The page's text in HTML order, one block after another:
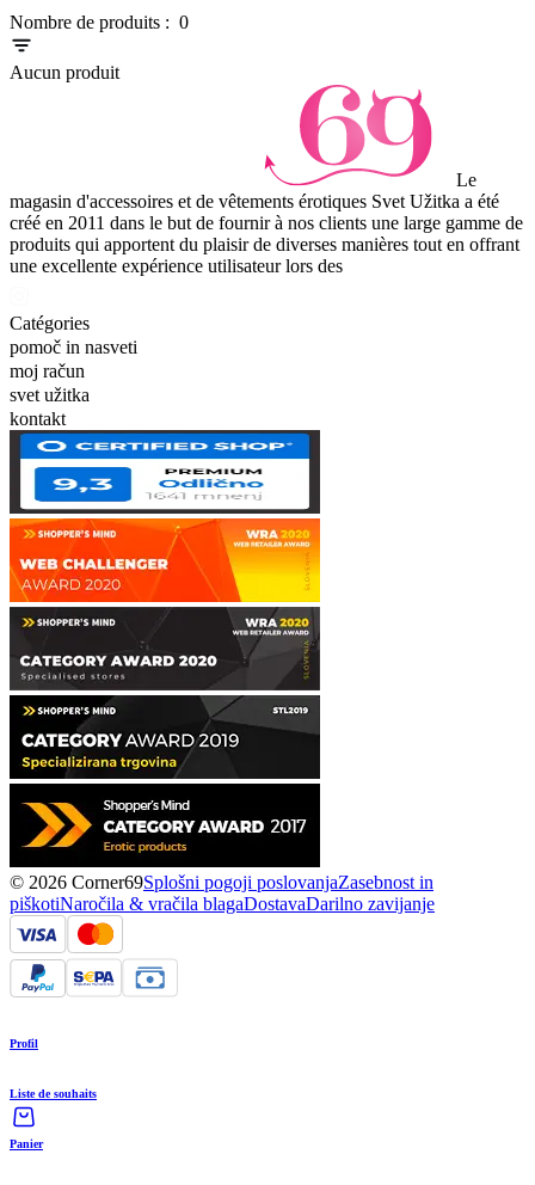
Item
1
of
0
Nombre de produits : 0
Aucun produit
Le
magasin d'accessoires et de vêtements érotiques Svet Užitka a été
créé en 2011 dans le but de fournir à nos clients une large gamme de
produits qui apportent du plaisir de diverses manières tout en offrant
une excellente expérience utilisateur lors des
Catégories
pomoč in nasveti
moj račun
svet užitka
kontakt
© 2026 Corner69Splošni pogoji poslovanjaZasebnost in
piškotiNaročila & vračila blagaDostavaDarilno zavijanje
Profil
Liste de souhaits
Panier